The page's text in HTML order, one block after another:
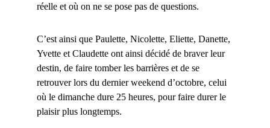
réelle et où on ne se pose pas de questions.
C’est ainsi que Paulette, Nicolette, Eliette, Danette,
Yvette et Claudette ont ainsi décidé de braver leur
destin, de faire tomber les barrières et de se
retrouver lors du dernier weekend d’octobre, celui
où le dimanche dure 25 heures, pour faire durer le
plaisir plus longtemps.